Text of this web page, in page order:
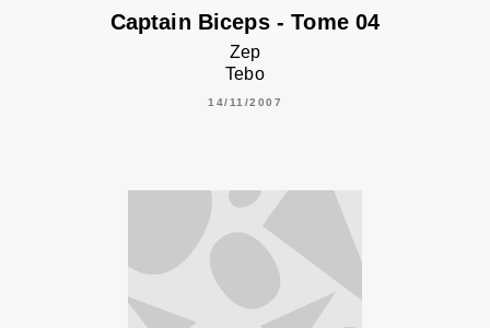
Captain Biceps - Tome 04
Zep
Tebo
14/11/2007